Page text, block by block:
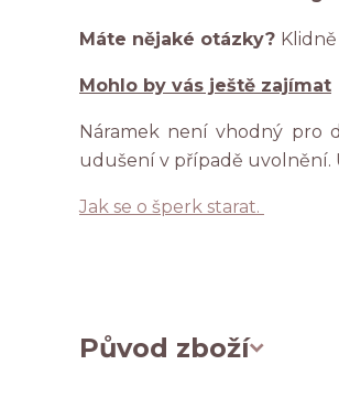
Máte nějaké otázky?
Mohlo by vás ještě zajímat
Náramek není vhodný pro
udušení v případě uvolnění.
Jak se o šperk starat.
Původ zboží